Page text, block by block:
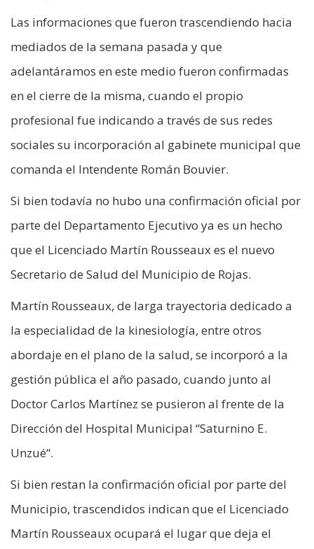
Las informaciones que fueron trascendiendo hacia
mediados de la semana pasada y que
adelantáramos en este medio fueron confirmadas
en el cierre de la misma, cuando el propio
profesional fue indicando a través de sus redes
sociales su incorporación al gabinete municipal que
comanda el Intendente Román Bouvier.
Si bien todavía no hubo una confirmación oficial por
parte del Departamento Ejecutivo ya es un hecho
que el Licenciado Martín Rousseaux es el nuevo
Secretario de Salud del Municipio de Rojas.
Martín Rousseaux, de larga trayectoria dedicado a
la especialidad de la kinesiología, entre otros
abordaje en el plano de la salud, se incorporó a la
gestión pública el año pasado, cuando junto al
Doctor Carlos Martínez se pusieron al frente de la
Dirección del Hospital Municipal “Saturnino E.
Unzué“.
Si bien restan la confirmación oficial por parte del
Municipio, trascendidos indican que el Licenciado
Martín Rousseaux ocupará el lugar que deja el